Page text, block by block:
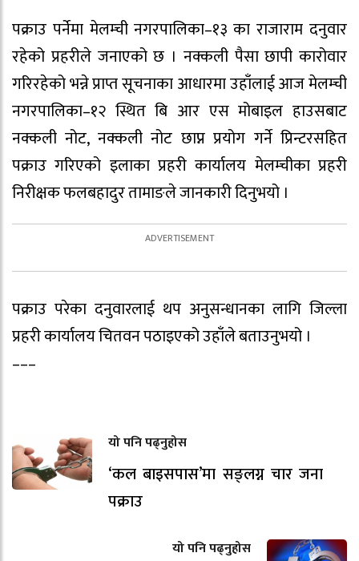
पक्राउ पर्नेमा मेलम्ची नगरपालिका–१३ का राजाराम दनुवार
रहेको प्रहरीले जनाएको छ । नक्कली पैसा छापी कारोवार
गरिरहेको भन्ने प्राप्त सूचनाका आधारमा उहाँलाई आज मेलम्ची
नगरपालिका–१२ स्थित बि आर एस मोबाइल हाउसबाट
नक्कली नोट, नक्कली नोट छाप्न प्रयोग गर्ने प्रिन्टरसहित
पक्राउ गरिएको इलाका प्रहरी कार्यालय मेलम्चीका प्रहरी
निरीक्षक फलबहादुर तामाङले जानकारी दिनुभयो ।
पक्राउ परेका दनुवारलाई थप अनुसन्धानका लागि जिल्ला
प्रहरी कार्यालय चितवन पठाइएको उहाँले बताउनुभयो ।
–––
यो पनि पढ्नुहोस
‘कल बाइसपास’मा सङ्लग्न चार जना
पक्राउ
यो पनि पढ्नुहोस